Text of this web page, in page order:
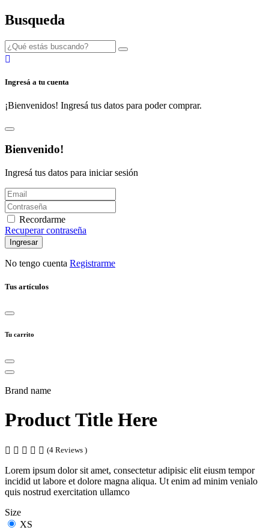
Busqueda
Ingresá a tu cuenta
¡Bienvenidos! Ingresá tus datos para poder comprar.
Bienvenido!
Ingresá tus datos para iniciar sesión
Recordarme
Recuperar contraseña
Ingresar
No tengo cuenta Registrarme
Tus artículos
Tu carrito
Brand name
Product Title Here
(4 Reviews )
Lorem ipsum dolor sit amet, consectetur adipisic elit eiusm tempor
incidid ut labore et dolore magna aliqua. Ut enim ad minim venialo
quis nostrud exercitation ullamco
Size
XS